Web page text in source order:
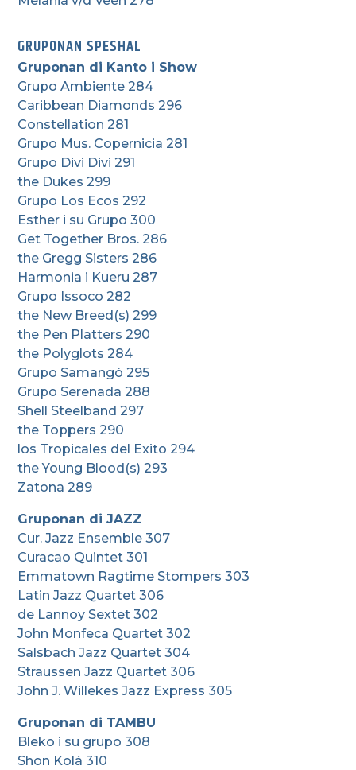
GRUPONAN SPESHAL
Gruponan di Kanto i Show
Grupo Ambiente 284
Caribbean Diamonds 296
Constellation 281
Grupo Mus. Copernicia 281
Grupo Divi Divi 291
the Dukes 299
Grupo Los Ecos 292
Esther i su Grupo 300
Get Together Bros. 286
the Gregg Sisters 286
Harmonia i Kueru 287
Grupo Issoco 282
the New Breed(s) 299
the Pen Platters 290
the Polyglots 284
Grupo Samangó 295
Grupo Serenada 288
Shell Steelband 297
the Toppers 290
los Tropicales del Exito 294
the Young Blood(s) 293
Zatona 289
Gruponan di JAZZ
Cur. Jazz Ensemble 307
Curacao Quintet 301
Emmatown Ragtime Stompers 303
Latin Jazz Quartet 306
de Lannoy Sextet 302
John Monfeca Quartet 302
Salsbach Jazz Quartet 304
Straussen Jazz Quartet 306
John J. Willekes Jazz Express 305
Gruponan di TAMBU
Bleko i su grupo 308
Shon Kolá 310